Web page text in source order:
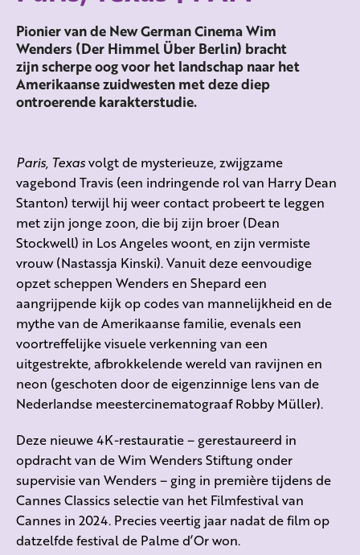
Pionier van de New German Cinema Wim
Wenders (Der Himmel Über Berlin) bracht
zijn scherpe oog voor het landschap naar het
Amerikaanse zuidwesten met deze diep
ontroerende karakterstudie.
Paris, Texasvolgt de mysterieuze, zwijgzame
vagebond Travis (een indringende rol van Harry Dean
Stanton) terwijl hij weer contact probeert te leggen
met zijn jonge zoon, die bij zijn broer (Dean
Stockwell) in Los Angeles woont, en zijn vermiste
vrouw (Nastassja Kinski). Vanuit deze eenvoudige
opzet scheppen Wenders en Shepard een
aangrijpende kijk op codes van mannelijkheid en de
mythe van de Amerikaanse familie, evenals een
voortreffelijke visuele verkenning van een
uitgestrekte, afbrokkelende wereld van ravijnen en
neon (geschoten door de eigenzinnige lens van de
Nederlandse meestercinematograaf Robby Müller).
Deze nieuwe 4K-restauratie – gerestaureerd in
opdracht van de Wim Wenders Stiftung onder
supervisie van Wenders – ging in première tijdens de
Cannes Classics selectie van het Filmfestival van
Cannes in 2024. Precies veertig jaar nadat de film op
datzelfde festival de Palme d’Or won.